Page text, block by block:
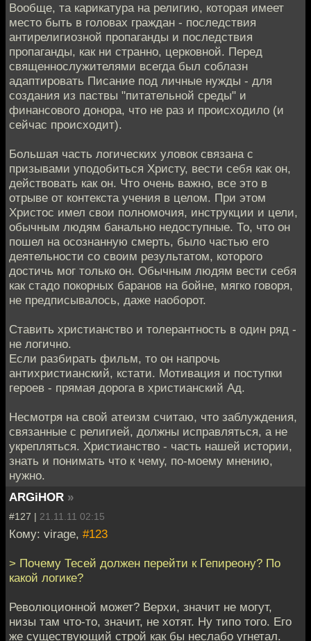
Вообще, та карикатура на религию, которая имеет
место быть в головах граждан - последствия
антирелигиозной пропаганды и последствия
пропаганды, как ни странно, церковной. Перед
священнослужителями всегда был соблазн
адаптировать Писание под личные нужды - для
создания из паствы "питательной среды" и
финансового донора, что не раз и происходило (и
сейчас происходит).
Большая часть логических уловок связана с
призывами уподобиться Христу, вести себя как он,
действовать как он. Что очень важно, все это в
отрыве от контекста учения в целом. При этом
Христос имел свои полномочия, инструкции и цели,
обычным людям банально недоступные. То, что он
пошел на осознанную смерть, было частью его
деятельности со своим результатом, которого
достичь мог только он. Обычным людям вести себя
как стадо покорных баранов на бойне, мягко говоря,
не предписывалось, даже наоборот.
Ставить христианство и толерантность в один ряд -
не логично.
Если разбирать фильм, то он напрочь
антихристианский, кстати. Мотивация и поступки
героев - прямая дорога в христианский Ад.
Несмотря на свой атеизм считаю, что заблуждения,
связанные с религией, должны исправляться, а не
укрепляться. Христианство - часть нашей истории,
знать и понимать что к чему, по-моему мнению,
нужно.
ARGiHOR »
#127 | 21.11.11 02:15
Кому: virage, #123
> Почему Тесей должен перейти к Гепиреону? По
какой логике?
Революционной может? Верхи, значит не могут,
низы там что-то, значит, не хотят. Ну типо того. Его
же существующий строй как бы неслабо угнетал.